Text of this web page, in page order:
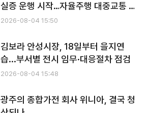
실증 운행 시작…자율주행 대중교통 시
대 첫걸음
2026-08-04 15:50
김보라 안성시장, 18일부터 을지연
습...부서별 전시 임무·대응절차 점검
2026-08-04 15:48
광주의 종합가전 회사 위니아, 결국 청